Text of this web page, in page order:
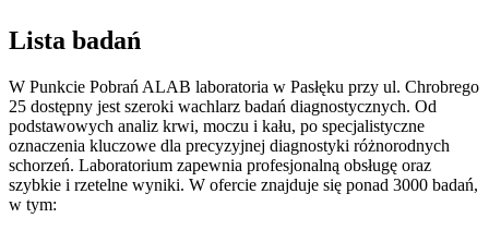
Lista badań
W Punkcie Pobrań ALAB laboratoria w Pasłęku przy ul. Chrobrego
25 dostępny jest szeroki wachlarz badań diagnostycznych. Od
podstawowych analiz krwi, moczu i kału, po specjalistyczne
oznaczenia kluczowe dla precyzyjnej diagnostyki różnorodnych
schorzeń. Laboratorium zapewnia profesjonalną obsługę oraz
szybkie i rzetelne wyniki. W ofercie znajduje się ponad 3000 badań,
w tym: